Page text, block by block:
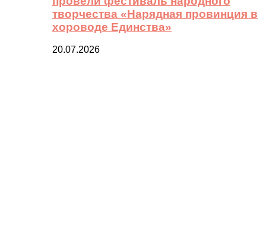
творчества «Нарядная провинция в
хороводе Единства»
20.07.2026